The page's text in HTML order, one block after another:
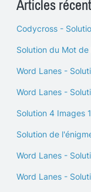
Articles
Codycross -
Solution du Mot
Word Lanes -
Word Lanes -
Solution 4 Images
Solution de
Word Lanes -
Word Lanes -